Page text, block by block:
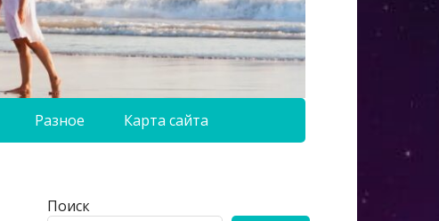
Разное Карта сайта
Поиск